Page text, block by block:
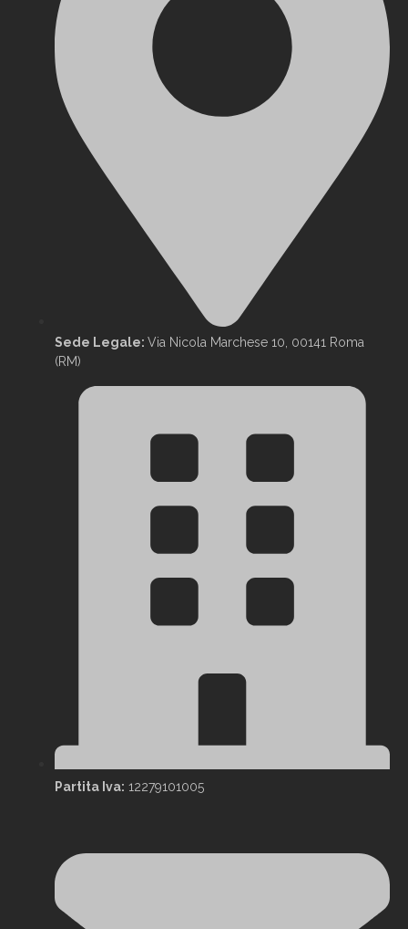
Sede Legale: Via Nicola Marchese 10, 00141 Roma
(RM)
Partita Iva: 12279101005